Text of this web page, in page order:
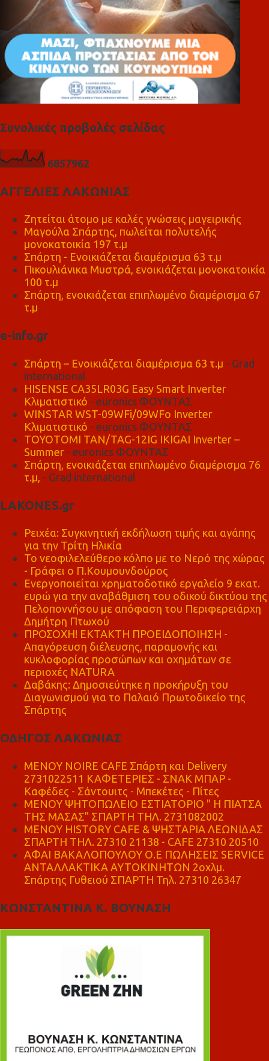
Συνολικές προβολές σελίδας
6857962
ΑΓΓΕΛΙΕΣ ΛΑΚΩΝΙΑΣ
Ζητείται άτομο με καλές γνώσεις μαγειρικής
Μαγούλα Σπάρτης, πωλείται πολυτελής
μονοκατοικία 197 τ.μ
Σπάρτη - Ενοικιάζεται διαμέρισμα 63 τ.μ
Πικουλιάνικα Μυστρά, ενοικιάζεται μονοκατοικία
100 τ.μ
Σπάρτη, ενοικιάζεται επιπλωμένο διαμέρισμα 67
τ.μ
e-info.gr
Σπάρτη – Ενοικιάζεται διαμέρισμα 63 τ.μ - Grad
international
HISENSE CA35LR03G Easy Smart Inverter
Κλιματιστικό - euronics ΦΟΥΝΤΑΣ
WINSTAR WST-09WFi/09WFo Inverter
Κλιματιστικό - euronics ΦΟΥΝΤΑΣ
TOYOTOMI TAN/TAG-12IG IKIGAI Inverter –
Summer - euronics ΦΟΥΝΤΑΣ
Σπάρτη, ενοικιάζεται επιπλωμένο διαμέρισμα 76
τ.μ, - Grad international
LAKONES.gr
Ρειχέα: Συγκινητική εκδήλωση τιμής και αγάπης
για την Τρίτη Ηλικία
Το νεοφιλελεύθερο κόλπο με το Νερό της χώρας
- Γράφει ο Π.Κουμουνδούρος
Ενεργοποιείται χρηματοδοτικό εργαλείο 9 εκατ.
ευρώ για την αναβάθμιση του οδικού δικτύου της
Πελοποννήσου με απόφαση του Περιφερειάρχη
Δημήτρη Πτωχού
ΠΡΟΣΟΧΗ! ΕΚΤΑΚΤΗ ΠΡΟΕΙΔΟΠΟΙΗΣΗ -
Απαγόρευση διέλευσης, παραμονής και
κυκλοφορίας προσώπων και οχημάτων σε
περιοχές NATURA
Δαβάκης: Δημοσιεύτηκε η προκήρυξη του
Διαγωνισμού για το Παλαιό Πρωτοδικείο της
Σπάρτης
ΟΔΗΓΟΣ ΛΑΚΩΝΙΑΣ
MENOY NOIRE CAFE Σπάρτη και Delivery
2731022511 ΚΑΦΕΤΕΡΙΕΣ - ΣΝΑΚ ΜΠΑΡ -
Καφέδες - Σάντουιτς - Μπεκέτες - Πίτες
ΜΕΝΟΥ ΨΗΤΟΠΩΛΕΙΟ ΕΣΤΙΑΤΟΡΙΟ " Η ΠΙΑΤΣΑ
ΤΗΣ ΜΑΣΑΣ" ΣΠΑΡΤΗ ΤΗΛ. 2731082002
ΜΕΝΟΥ HISTORY CAFE & ΨΗΣΤΑΡΙΑ ΛΕΩΝΙΔΑΣ
ΣΠΑΡΤΗ ΤΗΛ. 27310 21138 - CAFE 27310 20510
ΑΦΑΙ ΒΑΚΑΛΟΠΟΥΛΟΥ Ο.Ε ΠΩΛΗΣΕΙΣ SERVICE
ΑΝΤΑΛΛΑΚΤΙΚΑ ΑΥΤΟΚΙΝΗΤΩΝ 2οχλμ.
Σπάρτης Γυθειού ΣΠΑΡΤΗ Τηλ. 27310 26347
ΚΩΝΣΤΑΝΤΙΝΑ Κ. ΒΟΥΝΑΣΗ